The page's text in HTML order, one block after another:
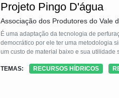
Projeto Pingo D'água
Associação dos Produtores do Vale
É uma adaptação da tecnologia de
democrático por ele ter uma metodologia
um custo de material baixo e sua utilidade
TEMAS: RECURSOS HÍDRICOS